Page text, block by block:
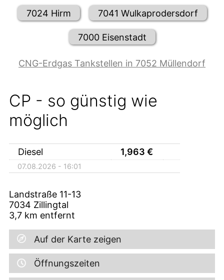
7024 Hirm 7041 Wulkaprodersdorf
7000 Eisenstadt
CNG-Erdgas Tankstellen in 7052 Müllendorf
CP - so günstig wie
möglich
Diesel 1,963 €
07.08.2026 - 16:01
Landstraße 11-13
7034 Zillingtal
3,7 km entfernt
Auf der Karte zeigen
Öffnungszeiten